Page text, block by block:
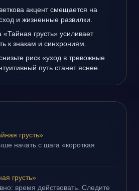
акцент смещается на
и жизненные развилки.
грусть» усиливает
к знакам и синхрониям.
риск «уход в тревожные
путь станет яснее.
грусть»
начать с шага «короткая
грусть»
время действовать. Следите